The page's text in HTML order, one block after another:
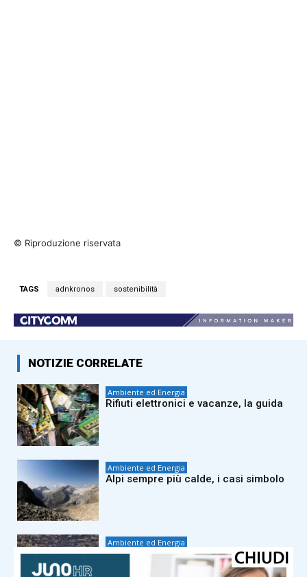
© Riproduzione riservata
TAGS adnkronos sostenibilità
NOTIZIE CORRELATE
Ambiente ed Energia
Rifiuti elettronici e vacanze, la guida
Ambiente ed Energia
Alpi sempre più calde, i casi simbolo
Ambiente ed Energia
Incendi Italia, in sette mesi più di
1070 grandi roghi boschivi